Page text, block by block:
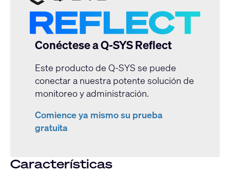
Conéctese a Q-SYS Reflect
Este producto de Q-SYS se puede
conectar a nuestra potente solución de
monitoreo y administración.
Comience ya mismo su prueba
gratuita
Características